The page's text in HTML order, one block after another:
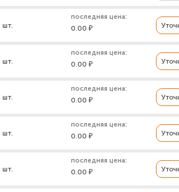
шт.
последняя цена:
0.00 ₽
шт.
последняя цена:
0.00 ₽
шт.
последняя цена:
0.00 ₽
шт.
последняя цена:
0.00 ₽
шт.
последняя цена:
0.00 ₽